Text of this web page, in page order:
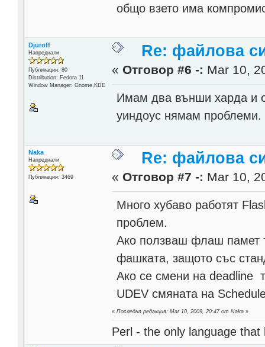
общо взето има
Djuroff
Напреднали
Публикации: 80
Distribution: Fedora 11
Window Manager: Gnome,KDE
Re: файлова
« Отговор #6 -: Mar 10,
Имам два външи харда и
уиндоус нямам проблеми.
Naka
Напреднали
Публикации: 3469
Re: файлова
« Отговор #7 -: Mar 10,
Много хубаво работят
проблем.
Ако ползваш флаш памет
фашката, защото със
Ако се смени на deadline
UDEV смяната на
«Последна редакция: Mar 10, 2009, 20:47 от Naka »
Perl - the only language